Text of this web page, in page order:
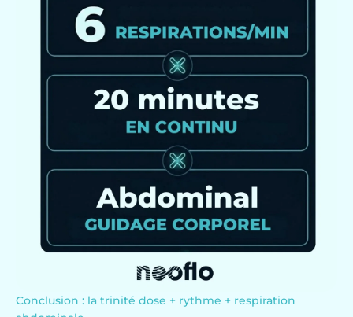
Conclusion : la trinité dose + rythme + respiration